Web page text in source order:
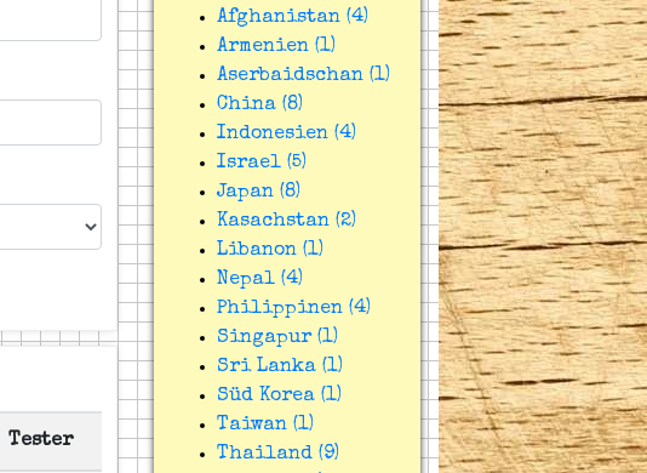
Tester
Afghanistan (4)
Armenien (1)
Aserbaidschan (1)
China (8)
Indonesien (4)
Israel (5)
Japan (8)
Kasachstan (2)
Libanon (1)
Nepal (4)
Philippinen (4)
Singapur (1)
Sri Lanka (1)
Süd Korea (1)
Taiwan (1)
Thailand (9)